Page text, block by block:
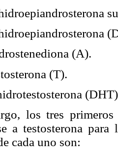
(A).
(T).
los tres
a testosterona
cada uno son: